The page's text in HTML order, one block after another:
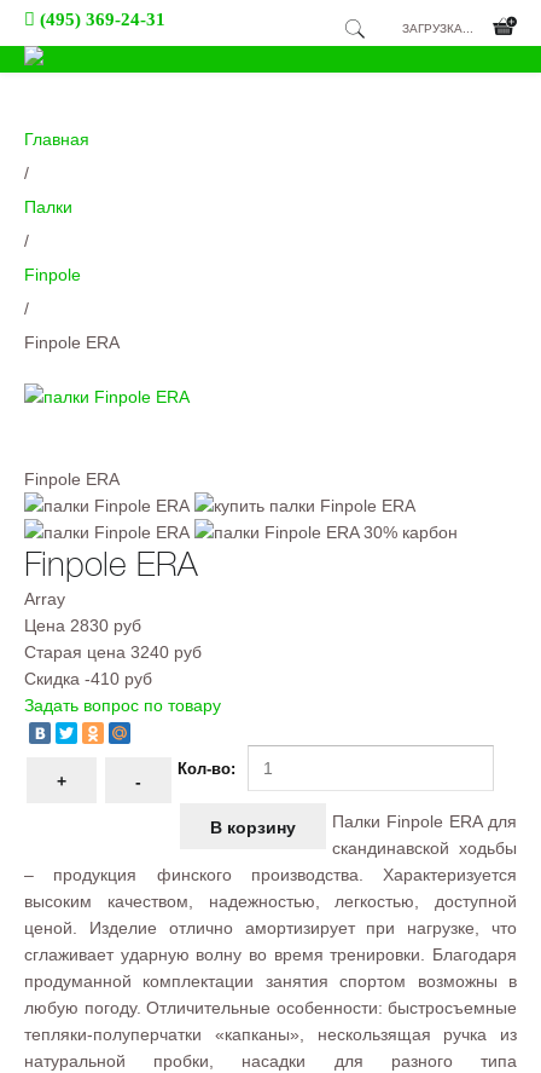
(495) 369-24-31 ЗАГРУЗКА...
Главная
/
Палки
/
Finpole
/
Finpole ERA
Finpole ERA
Finpole ERA
Array
Цена 2830 руб
Старая цена 3240 руб
Скидка -410 руб
Задать вопрос по товару
Кол-во:
Палки Finpole ERA для
скандинавской ходьбы
– продукция финского производства. Характеризуется
высоким качеством, надежностью, легкостью, доступной
ценой. Изделие отлично амортизирует при нагрузке, что
сглаживает ударную волну во время тренировки. Благодаря
продуманной комплектации занятия спортом возможны в
любую погоду. Отличительные особенности: быстросъемные
тепляки-полуперчатки «капканы», нескользящая ручка из
натуральной пробки, насадки для разного типа